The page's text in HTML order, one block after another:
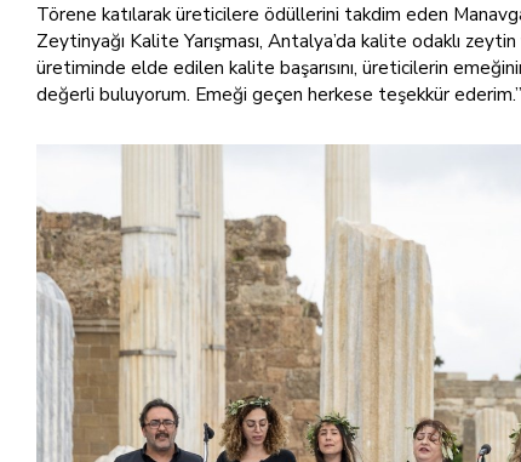
Törene katılarak üreticilere ödüllerini takdim eden
Zeytinyağı Kalite Yarışması, Antalya’da kalite odaklı
üretiminde elde edilen kalite başarısını, üreticilerin
değerli buluyorum. Emeği geçen herkese teşekkür